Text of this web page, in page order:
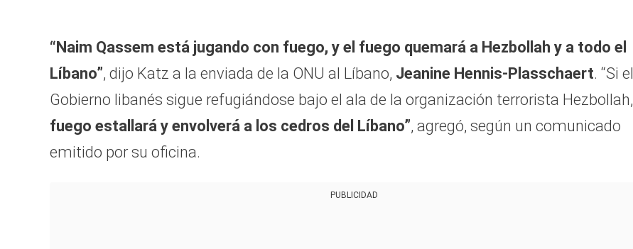
“Naim Qassem está jugando con fuego, y el fuego quemará a Hezbollah y a todo el
Líbano”, dijo Katz a la enviada de la ONU al Líbano, Jeanine Hennis-Plasschaert. “Si el
Gobierno libanés sigue refugiándose bajo el ala de la organización terrorista Hezbollah,
fuego estallará y envolverá a los cedros del Líbano”, agregó, según un comunicado
emitido por su oficina.
PUBLICIDAD